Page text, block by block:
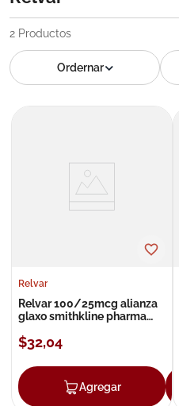
2 Productos
Relvar
Relvar 100/25mcg alianza
glaxo smithkline pharma
$32,04
Agregar
2. protector solar
3. pilexil
5. cerave
roche posay